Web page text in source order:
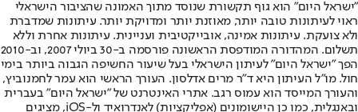
"ישראל היום" הוא גוף תקשורת שנוסד מתוך האמונה שהציבור הישראלי
ראוי לעיתונות טובה יותר, מאוזנת יותר ומדויקת יותר. עיתונות שמדברת
ולא צועקת. עיתונות אמינה, אובייקטיבית ועניינית. עיתונות אחרת וללא
תשלום. המהדורה המודפסת הראשונה פורסמה ב-30 ביולי 2007, וב-2010
הפך "ישראל היום" לעיתון הישראלי בעל שיעור החשיפה הגבוה ביותר בימי
חול. מו"ל העיתון היא ד"ר מרים אדלסון. העורך הראשי הוא עמר לחמנוביץ,
והעורך המייסד הוא עמוס רגב. אתרי האינטרנט של "ישראל היום" בעברית
ובאנגלית, כמו כן היישומונים (אפליקציות) לאנדרואיד ול-iOS, מציגים